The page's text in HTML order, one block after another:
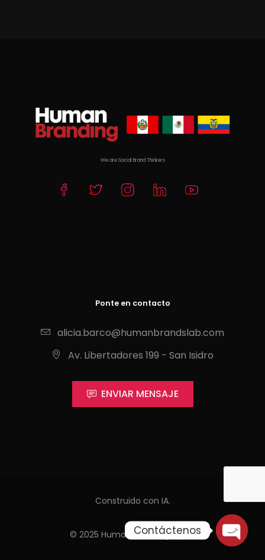
We are Social Brand Thinkers
Ponte en contacto
alicia.barco@humanbrandslab.com
Av. Libertadores 199 - San Isidro
ENVIAR MENSAJE
Construido con IA.
© 2025 Human Branding by JR.
Contáctenos